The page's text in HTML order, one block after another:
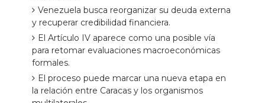
Venezuela busca reorganizar su deuda externa
y recuperar credibilidad financiera.
El Artículo IV aparece como una posible vía
para retomar evaluaciones macroeconómicas
formales.
El proceso puede marcar una nueva etapa en
la relación entre Caracas y los organismos